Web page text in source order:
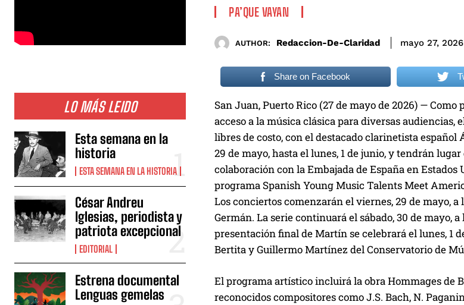
LO MÁS LEIDO
Esta semana en la
historia
ESTA SEMANA EN LA HISTORIA
César Andreu
Iglesias, periodista y
patriota excepcional
EDITORIAL
Estrena documental
Lenguas gemelas
PA’QUE VAYAN
AUTHOR: Redaccion-De-Claridad mayo 27, 2026
Share on Facebook
San Juan, Puerto Rico (27 de mayo de 2026) —
acceso a la música clásica para diversas audiencias,
libres de costo, con el destacado clarinetista
29 de mayo, hasta el lunes, 1 de junio, y tendrán
colaboración con la Embajada de España en
programa Spanish Young Music Talents Meet
Los conciertos comenzarán el viernes, 29 de mayo, a
Germán. La serie continuará el sábado, 30 de mayo,
presentación final de Martín se celebrará el lunes, 1
Bertita y Guillermo Martínez del Conservatorio de
El programa artístico incluirá la obra Hommages de
reconocidos compositores como J.S. Bach, N.